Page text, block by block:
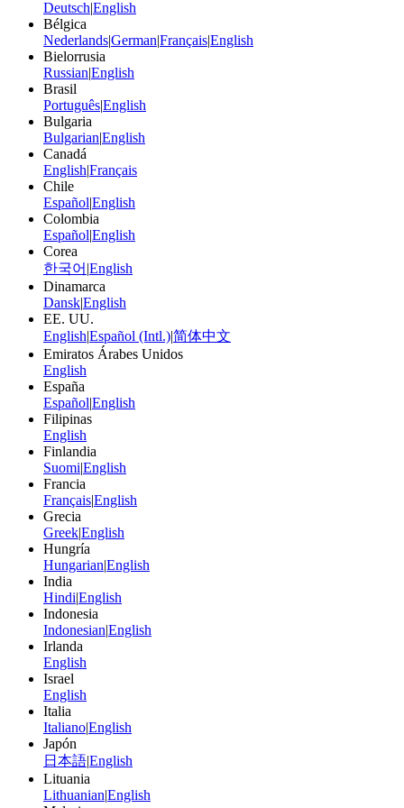
Deutsch|English
Bélgica
Nederlands|German|Français|English
Bielorrusia
Russian|English
Brasil
Português|English
Bulgaria
Bulgarian|English
Canadá
English|Français
Chile
Español|English
Colombia
Español|English
Corea
한국어 |English
Dinamarca
Dansk|English
EE. UU.
English|Español (Intl.)|简体中文
Emiratos Árabes Unidos
English
España
Español|English
Filipinas
English
Finlandia
Suomi|English
Francia
Français|English
Grecia
Greek|English
Hungría
Hungarian|English
India
Hindi|English
Indonesia
Indonesian|English
Irlanda
English
Israel
English
Italia
Italiano|English
Japón
日本語|English
Lituania
Lithuanian|English